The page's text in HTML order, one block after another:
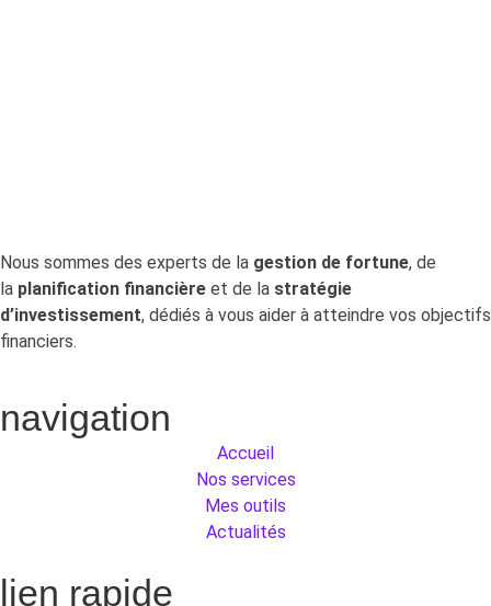
Nous sommes des experts de la gestion de fortune, de
la planification financière et de la stratégie
d’investissement, dédiés à vous aider à atteindre vos objectifs
financiers.
navigation
Accueil
Nos services
Mes outils
Actualités
lien rapide